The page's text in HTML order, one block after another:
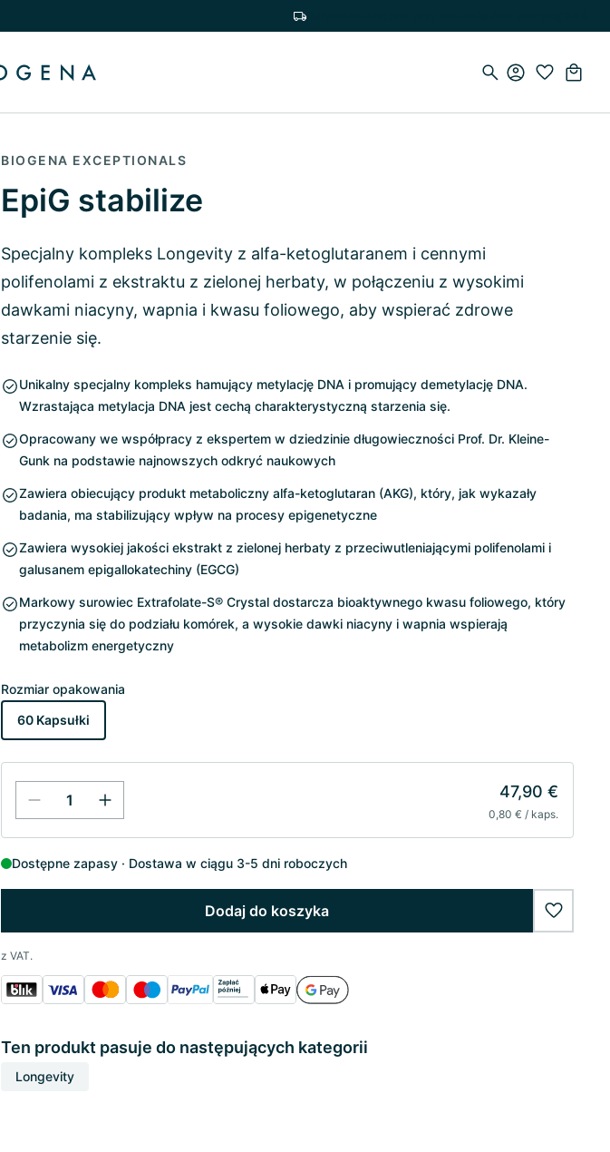
BIOGENA EXCEPTIONALS
EpiG stabilize
Specjalny kompleks Longevity z alfa-ketoglutaranem i cennymi
polifenolami z ekstraktu z zielonej herbaty, w połączeniu z wysokimi
dawkami niacyny, wapnia i kwasu foliowego, aby wspierać zdrowe
starzenie się.
Unikalny specjalny kompleks hamujący metylację DNA i promujący demetylację DNA.
Wzrastająca metylacja DNA jest cechą charakterystyczną starzenia się.
Opracowany we współpracy z ekspertem w dziedzinie długowieczności Prof. Dr. Kleine-
Gunk na podstawie najnowszych odkryć naukowych
Zawiera obiecujący produkt metaboliczny alfa-ketoglutaran (AKG), który, jak wykazały
badania, ma stabilizujący wpływ na procesy epigenetyczne
Zawiera wysokiej jakości ekstrakt z zielonej herbaty z przeciwutleniającymi polifenolami i
galusanem epigallokatechiny (EGCG)
Markowy surowiec Extrafolate-S® Crystal dostarcza bioaktywnego kwasu foliowego, który
przyczynia się do podziału komórek, a wysokie dawki niacyny i wapnia wspierają
metabolizm energetyczny
Rozmiar opakowania
60 Kapsułki
47,90 €
0,80 € / kaps.
Dostępne zapasy Dostawa w ciągu 3-5 dni roboczych
Dodaj do koszyka
z VAT.
Ten produkt pasuje do następujących kategorii
Longevity